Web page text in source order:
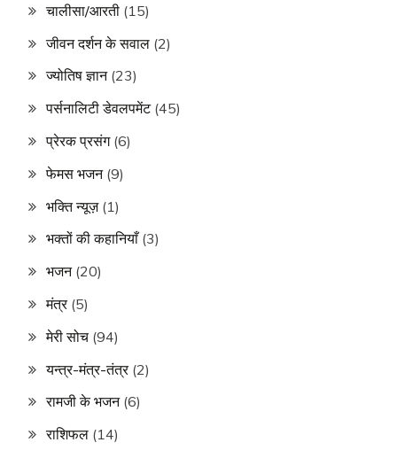
चालीसा/आरती (15)
जीवन दर्शन के सवाल (2)
ज्योतिष ज्ञान(23)
पर्सनालिटी डेवलपमेंट(45)
प्रेरक प्रसंग(6)
फेमस भजन(9)
भक्ति न्यूज़(1)
भक्तों की कहानियाँ(3)
भजन(20)
मंत्र(5)
मेरी सोच (94)
यन्त्र-मंत्र-तंत्र(2)
रामजी के भजन(6)
राशिफल (14)